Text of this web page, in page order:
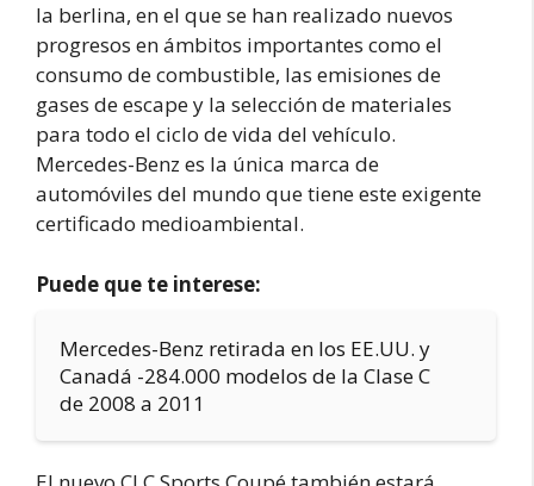
la berlina, en el que se han realizado nuevos
progresos en ámbitos importantes como el
consumo de combustible, las emisiones de
gases de escape y la selección de materiales
para todo el ciclo de vida del vehículo.
Mercedes-Benz es la única marca de
automóviles del mundo que tiene este exigente
certificado medioambiental.
Puede que te interese:
Mercedes-Benz retirada en los EE.UU. y
Canadá -284.000 modelos de la Clase C
de 2008 a 2011